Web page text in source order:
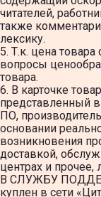
читателей,
также
лексику.
5. Т.к. цена
вопросы
товара.
6. В карточке
представленный
ПО,
основании
возникновения
доставкой,
центрах и
В СЛУЖБУ
куплен в сети